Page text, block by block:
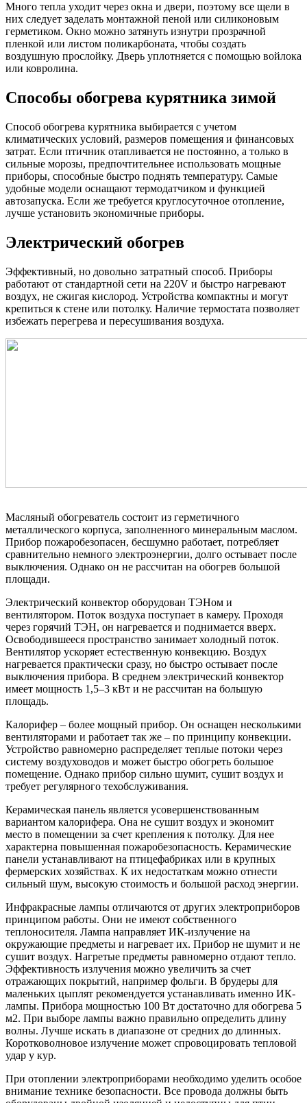
Много тепла уходит через окна и двери, поэтому все щели в
них следует заделать монтажной пеной или силиконовым
герметиком. Окно можно затянуть изнутри прозрачной
пленкой или листом поликарбоната, чтобы создать
воздушную прослойку. Дверь уплотняется с помощью войлока
или ковролина.
Способы обогрева курятника зимой
Способ обогрева курятника выбирается с учетом
климатических условий, размеров помещения и финансовых
затрат. Если птичник отапливается не постоянно, а только в
сильные морозы, предпочтительнее использовать мощные
приборы, способные быстро поднять температуру. Самые
удобные модели оснащают термодатчиком и функцией
автозапуска. Если же требуется круглосуточное отопление,
лучше установить экономичные приборы.
Электрический обогрев
Эффективный, но довольно затратный способ. Приборы
работают от стандартной сети на 220V и быстро нагревают
воздух, не сжигая кислород. Устройства компактны и могут
крепиться к стене или потолку. Наличие термостата позволяет
избежать перегрева и пересушивания воздуха.
Масляный обогреватель состоит из герметичного
металлического корпуса, заполненного минеральным маслом.
Прибор пожаробезопасен, бесшумно работает, потребляет
сравнительно немного электроэнергии, долго остывает после
выключения. Однако он не рассчитан на обогрев большой
площади.
Электрический конвектор оборудован ТЭНом и
вентилятором. Поток воздуха поступает в камеру. Проходя
через горячий ТЭН, он нагревается и поднимается вверх.
Освободившееся пространство занимает холодный поток.
Вентилятор ускоряет естественную конвекцию. Воздух
нагревается практически сразу, но быстро остывает после
выключения прибора. В среднем электрический конвектор
имеет мощность 1,5–3 кВт и не рассчитан на большую
площадь.
Калорифер – более мощный прибор. Он оснащен несколькими
вентиляторами и работает так же – по принципу конвекции.
Устройство равномерно распределяет теплые потоки через
систему воздуховодов и может быстро обогреть большое
помещение. Однако прибор сильно шумит, сушит воздух и
требует регулярного техобслуживания.
Керамическая панель является усовершенствованным
вариантом калорифера. Она не сушит воздух и экономит
место в помещении за счет крепления к потолку. Для нее
характерна повышенная пожаробезопасность. Керамические
панели устанавливают на птицефабриках или в крупных
фермерских хозяйствах. К их недостаткам можно отнести
сильный шум, высокую стоимость и большой расход энергии.
Инфракрасные лампы отличаются от других электроприборов
принципом работы. Они не имеют собственного
теплоносителя. Лампа направляет ИК-излучение на
окружающие предметы и нагревает их. Прибор не шумит и не
сушит воздух. Нагретые предметы равномерно отдают тепло.
Эффективность излучения можно увеличить за счет
отражающих покрытий, например фольги. В брудеры для
маленьких цыплят рекомендуется устанавливать именно ИК-
лампы. Прибора мощностью 100 Вт достаточно для обогрева 5
м2. При выборе лампы важно правильно определить длину
волны. Лучше искать в диапазоне от средних до длинных.
Коротковолновое излучение может спровоцировать тепловой
удар у кур.
При отоплении электроприборами необходимо уделить особое
внимание технике безопасности. Все провода должны быть